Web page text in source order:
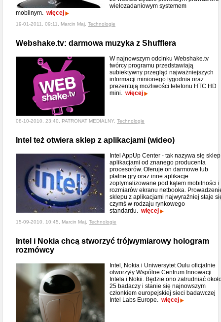
wielozadaniowym systemem
mobilnym. więcej
19-01-2011, 09:11, Marcin Maj, Technologie
Webshake.tv: darmowa muzyka z Shufflera
W najnowszym odcinku Webshake.tv
twórcy programu przedstawiają
subiektywny przegląd najważniejszych
informacji minionego tygodnia oraz
prezentują możliwości telefonu HTC HD
mini. więcej
08-10-2010, 23:40, PATRONAT MEDIALNY, Technologie
Intel też otwiera sklep z aplikacjami (wideo)
Intel AppUp Center - tak nazywa się
aplikacjami od znanego producenta
procesorów. Oferuje on darmowe lub
płatne gry oraz inne aplikacje
zoptymalizowane pod kątem mobilności i
rozmiarów ekranu netbooka.
sklepu z aplikacjami najwyraźniej staje
czymś w rodzaju rynkowego
standardu. więcej
15-09-2010, 10:45, Marcin Maj, Technologie
Intel i Nokia chcą stworzyć trójwymiarowy hologram
rozmówcy
Intel, Nokia i Uniwersytet Oulu oficjalnie
otworzyły Wspólne Centrum Innowacji
Intela i Nokii. Będzie ono zatrudniać
25 badaczy i stanie się najnowszym
członkiem europejskiej sieci badawczej
Intel Labs Europe. więcej